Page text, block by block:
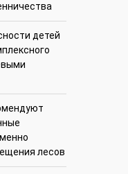
детей
лесов